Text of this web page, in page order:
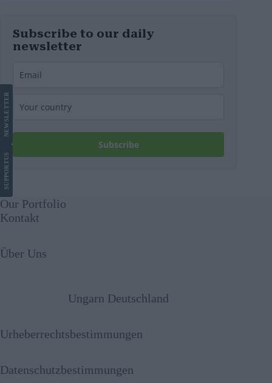
Subscribe to our daily
newsletter
Subscribe
SUPPORT
US
NEWS
LETTER
Our Portfolio
Kontakt
Über Uns
Ungarn Deutschland
Urheberrechtsbestimmungen
Datenschutzbestimmungen